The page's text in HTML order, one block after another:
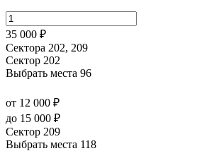
35 000 ₽
Сектора 202, 209
Сектор 202
Выбрать места 96
от 12 000 ₽
до 15 000 ₽
Сектор 209
Выбрать места 118